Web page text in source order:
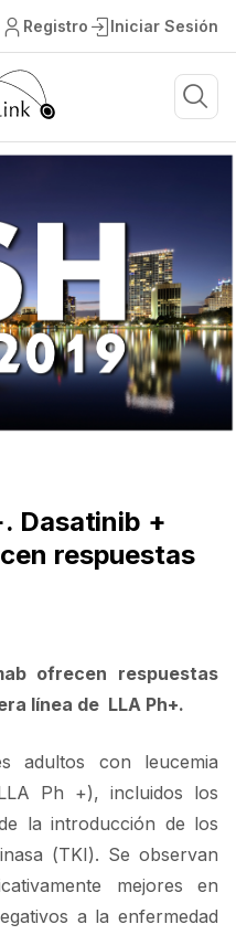
Registro Iniciar Sesión
Dasatinib +
respuestas
ofrecen respuestas
línea de LLA Ph+.
adultos con leucemia
Ph +), incluidos los
la introducción de los
(TKI). Se observan
mejores en
a la enfermedad